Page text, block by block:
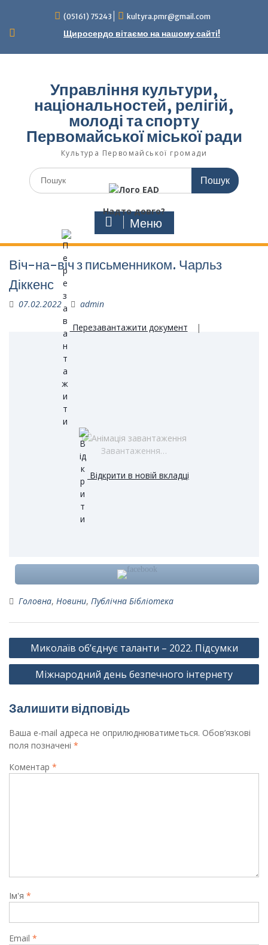
вмісту
(05161) 75243 kultyra.pmr@gmail.com
Щиросердо вітаємо на нашому сайті!
Управління культури,
національностей, релігій,
молоді та спорту
Первомайської міської ради
Культура Первомайcької громади
Шукати:
Меню
Віч-на-віч з письменником. Чарльз
Діккенс
07.02.2022 admin
Завантаження…
Надто довго?
Перезавантажити документ |
Відкрити в новій вкладці
Головна, Новини, Публічна Бібліотека
Навігація
записів
Миколаїв об’єднує таланти – 2022. Підсумки
Міжнародний день безпечного інтернету
Залишити відповідь
Ваша e-mail адреса не оприлюднюватиметься. Обов’язкові
поля позначені *
Коментар *
Ім'я *
Email *